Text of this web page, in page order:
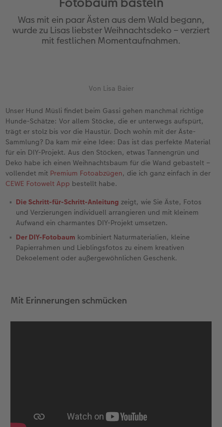
Erinnerungstasche
Personalisierter Schuber
Reisefotobuch
Kundenbeispiele
Webinare & VHS
Fotobuch erstellen
Foto-Kochbuch
hexxas
Acrylglas
Foto auf Holz
Mehrteiler
Bestellwege
CEWE myPhotos
Neuheiten
Bilderboxen
Fotosets
Fotogrößen & Formate
Bestellwege
Last Minute Fotos
Fotos digitalisieren
Neuheiten
Sofortfotos
Sofortfotos mit Rahmen
Sofortfotogrußkarten
Sofortfotosets
Sofortfotocollagen
Retro Minis
Fototassen
Emaille Becher
Textilien
Art Prints
Faber-Castell
Neuheiten
CEWE myPhotos
Geburtskarten
Taufkarten
Digitale Grußkarte
Bestellwege
Papierqualitäten
CEWE myPhotos
Neuheiten
Silikonhüllen
Handykette
Bio-based Case
Mit Design
Bestellwege
CEWE myPhotos
Neuheiten
Papierqualitäten
Bestellwege
CEWE myPhotos
Neuheiten
Extras
Danke sagen
für Männer
für Großeltern
für Tierfreunde
Einfach & schnell gestaltet
CEWE myPhotos
Neuheiten
Erste Schritte
Softwaretipps
Was mit ein paar Ästen aus dem Wald begann,
wurde zu Lisas liebster Weihnachtsdeko – verziert
mit festlichen Momentaufnahmen.
Von Lisa Baier
Unser Hund Müsli findet beim Gassi gehen manchmal richtige
Hunde-Schätze: Vor allem Stöcke, die er unterwegs aufspürt,
trägt er stolz bis vor die Haustür. Doch wohin mit der Äste-
Sammlung? Da kam mir eine Idee: Das ist das perfekte Material
für ein DIY-Projekt. Aus den Stöcken, etwas Tannengrün und
Deko habe ich einen Weihnachtsbaum für die Wand gebastelt –
vollendet mit Premium Fotoabzügen, die ich ganz einfach in der
CEWE Fotowelt App bestellt habe.
Die Schritt-für-Schritt-Anleitung zeigt, wie Sie Äste, Fotos
und Verzierungen individuell arrangieren und mit kleinem
Aufwand ein charmantes DIY-Projekt umsetzen.
Der DIY-Fotobaum kombiniert Naturmaterialien, kleine
Papierrahmen und Lieblingsfotos zu einem kreativen
Dekoelement oder außergewöhnlichen Geschenk.
Mit Erinnerungen schmücken